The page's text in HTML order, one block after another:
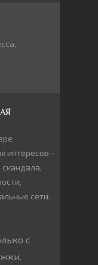
,
интересов -
скандала,
сети.
с